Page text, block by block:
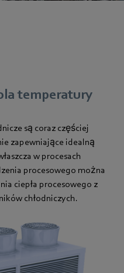
temperatury
są coraz częściej
zapewniające idealną
w procesach
procesowego można
ciepła procesowego z
chłodniczych.